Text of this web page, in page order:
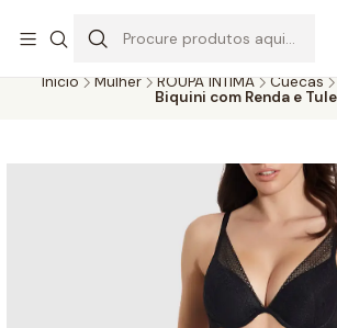
A 5 DIAS
Início Mulher ROUPA ÍNTIMA Cuecas
Biquini com Renda e Tule